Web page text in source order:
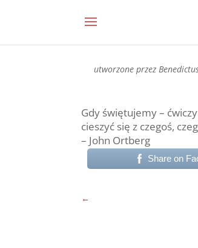
utworzone przez
Gdy świętujemy –
cieszyć się z czegoś,
– John Ortberg
Share on
←